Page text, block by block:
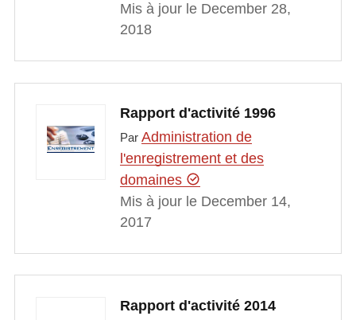
Mis à jour le December 28,
2018
Rapport d'activité 1996
Par Administration de
l'enregistrement et des
domaines
Mis à jour le December 14,
2017
Rapport d'activité 2014